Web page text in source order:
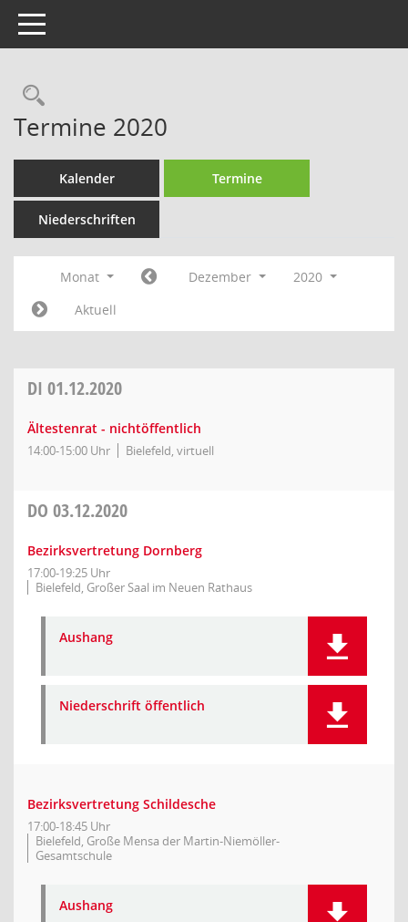
Toggle navigation
Rechercheauswahl
Termine 2020
Kalender Termine
Niederschriften
Monat Dezember
2020
Aktuell
DI 01.12.2020
Ältestenrat - nichtöffentlich
14:00-15:00 Uhr Bielefeld, virtuell
DO 03.12.2020
Bezirksvertretung Dornberg
17:00-19:25 Uhr
Bielefeld, Großer Saal im Neuen Rathaus
Aushang
Niederschrift öffentlich
Bezirksvertretung Schildesche
17:00-18:45 Uhr
Bielefeld, Große Mensa der Martin-Niemöller-
Gesamtschule
Aushang